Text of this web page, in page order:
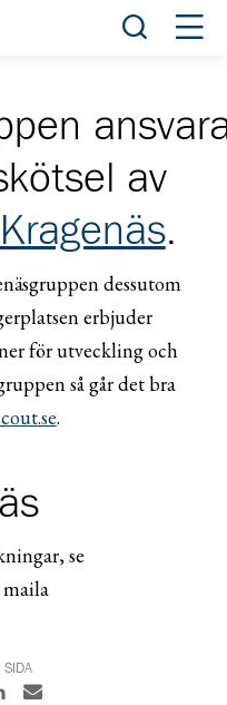
Öppna
av
Kragenäs.
dessutom
erbjuder
för utveckling och
så går det bra
.
se
SIDA
på Linkedin
Dela med E-post